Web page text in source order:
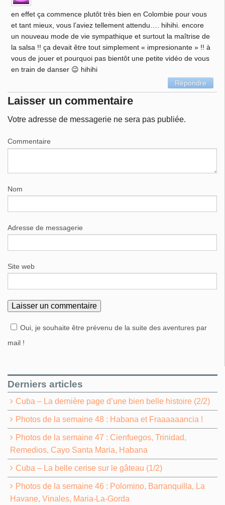
en effet ça commence plutôt très bien en Colombie pour vous
et tant mieux, vous l’aviez tellement attendu…. hihihi. encore
un nouveau mode de vie sympathique et surtout la maîtrise de
la salsa !! ça devait être tout simplement « impresionante » !! à
vous de jouer et pourquoi pas bientôt une petite vidéo de vous
en train de danser 😉 hihihi
Répondre
Laisser un commentaire
Votre adresse de messagerie ne sera pas publiée.
Commentaire
Nom
Adresse de messagerie
Site web
Oui, je souhaite être prévenu de la suite des aventures par
mail !
Derniers articles
Cuba – La dernière page d’une bien belle histoire (2/2)
Photos de la semaine 48 : Habana et Fraaaaaancia !
Photos de la semaine 47 : Cienfuegos, Trinidad,
Remedios, Cayo Santa Maria, Habana
Cuba – La belle cerise sur le gâteau (1/2)
Photos de la semaine 46 : Polomino, Barranquilla, La
Havane, Vinales, Maria-La-Gorda